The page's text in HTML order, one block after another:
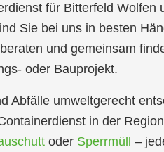
für Bitterfeld Wolfen
Sie bei uns in besten
und gemeinsam
oder Bauprojekt.
Abfälle umweltgerecht
in der
oder Sperrmüll –